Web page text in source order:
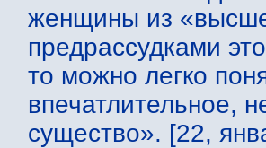
женщины из
предрассудками
то можно легко
впечатлительное,
существо». [22,